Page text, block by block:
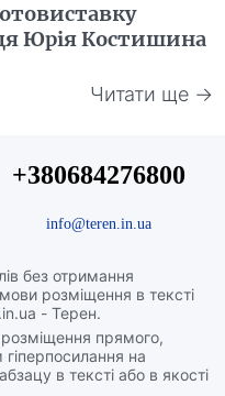
Юрія Костишина
Читати ще →
без отримання
розміщення в тексті
- Терен.
прямого,
на
в тексті або в якості
+380684276800
info@teren.in.ua